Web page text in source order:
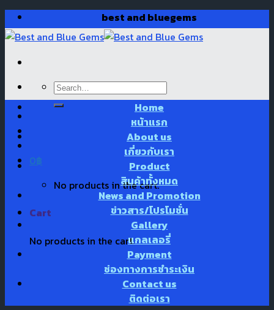
Skip
to
content
best and bluegems
Search
for:
0฿
No products in the cart.
Cart
No products in the cart.
Home
หน้าแรก
About us
เกี่ยวกับเรา
Product
สินค้าทั้งหมด
News and Promotion
ข่าวสาร/โปรโมชั่น
Gallery
แกลเลอรี่
Payment
ช่องทางการชำระเงิน
Contact us
ติดต่อเรา